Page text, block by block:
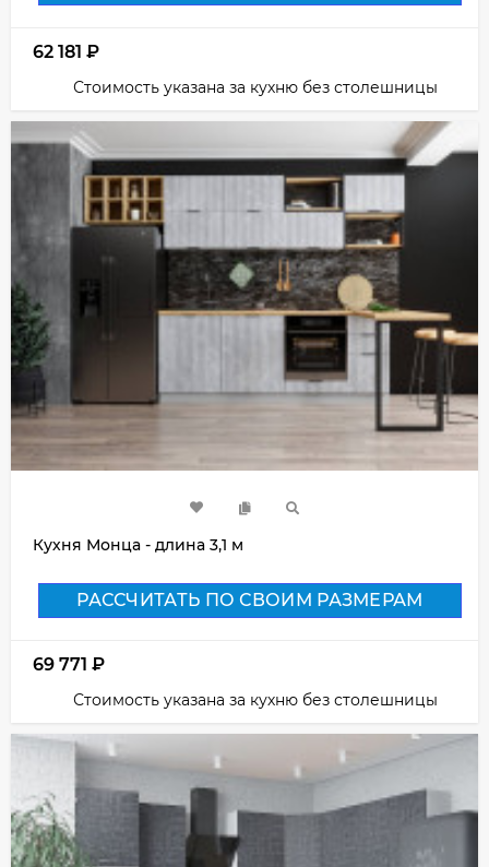
62 181 ₽
Стоимость указана за кухню без столешницы
Кухня Монца - длина 3,1 м
РАССЧИТАТЬ ПО СВОИМ РАЗМЕРАМ
69 771 ₽
Стоимость указана за кухню без столешницы